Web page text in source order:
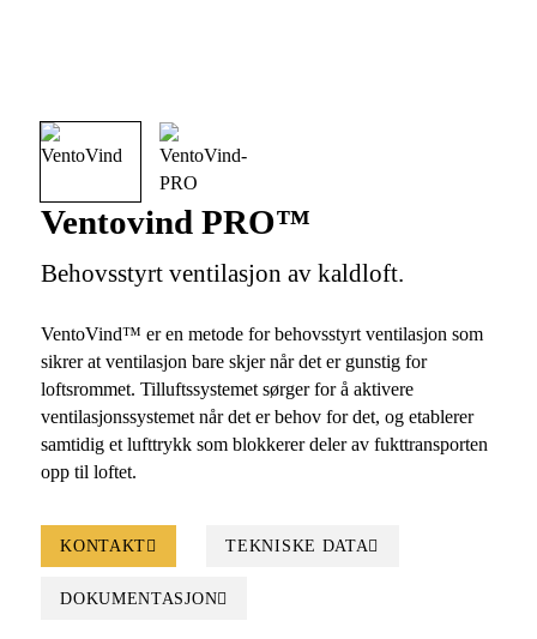
Ventovind PRO™
Behovsstyrt ventilasjon av kaldloft.
VentoVind™ er en metode for behovsstyrt ventilasjon som
sikrer at ventilasjon bare skjer når det er gunstig for
loftsrommet. Tilluftssystemet sørger for å aktivere
ventilasjonssystemet når det er behov for det, og etablerer
samtidig et lufttrykk som blokkerer deler av fukttransporten
opp til loftet.
KONTAKT TEKNISKE DATA
DOKUMENTASJON